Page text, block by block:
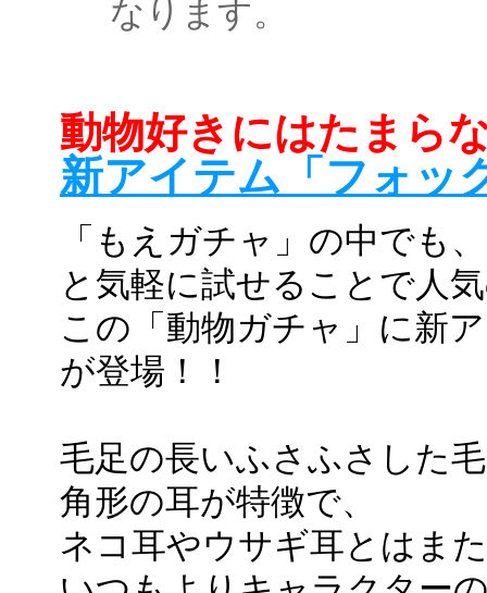
なります。
動物好きにはたまら
新アイテム「フォッ
「もえガチャ」の中でも
と気軽に試せることで人
この「動物ガチャ」に新
が登場！！
毛足の長いふさふさした
角形の耳が特徴で、
ネコ耳やウサギ耳とはま